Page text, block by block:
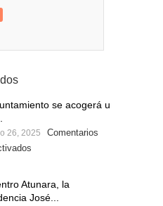
se acogerá un
26, 2025
Comentarios
Atunara, la
José...